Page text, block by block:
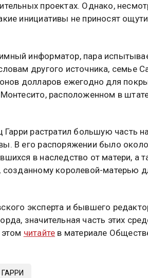
проектах. Однако,
инициативы не приносят
информатор, пара
другого источника, семье
долларов ежегодно для
расположенном в
Гарри растратил большую часть
В его распоряжении было
в наследство от матери, а
созданному королевой-матерью
эксперта и бывшего
значительная часть этих
читайте в материале